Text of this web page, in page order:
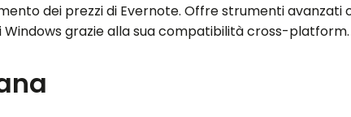
dei prezzi di Evernote. Offre strumenti
grazie alla sua compatibilità cross-platform.